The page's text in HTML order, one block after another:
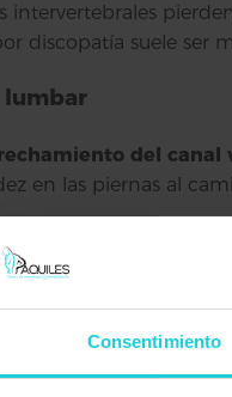
Consentimiento
intervertebrales
discopatía suele ser
lumbar
del canal
en las piernas al
vértebra se desliza
o personas con